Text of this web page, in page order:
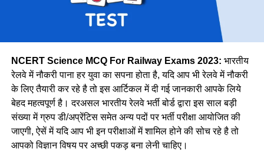
वे कहती है कि उनके इस काम को लेकर कई लोग ताने सुनाते है लेकिन वे
लोगों की बातों पर ध्यान नहीं देती है और अपना काम पूरे मन से करती है।
नीलम मानती है कि महिलाओ को हर क्षेत्र में आना चाहिए। क्योंकि महिला
पुरुष से बेहतर काम कर सकती है।
18383
उत्तर
38967
उत्तर पश्चिमी
15207
दक्षिण मध्य
16947
दक्षिण पूर्व मध्य
8025
दक्षिण पूर्व
17661
NCERT Science MCQ For Railway Exams 2023: भारतीय
रेलवे में नौकरी पाना हर युवा का सपना होता है, यदि आप भी रेलवे में नौकरी
के लिए तैयारी कर रहे है तो इस आर्टिकल में दी गई जानकारी आपके लिये
बेहद महत्वपूर्ण है। दरअसल भारतीय रेलवे भर्ती बोर्ड द्वारा इस साल बड़ी
संख्या में ग्रुप डी/अप्रेंटिस समेत अन्य पदों पर भर्ती परीक्षा आयोजित की
जाएगी, ऐसें में यदि आप भी इन परीक्षाओं में शामिल होने की सोच रहे है तो
आपको विज्ञान विषय पर अच्छी पकड़ बना लेनी चाहिए।